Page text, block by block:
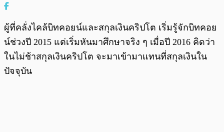
ผู้ที่คลั่งไคล้บิทคอยน์และสกุลเงินคริปโต เริ่มรู้จักบิทคอย
น์ช่วงปี 2015 แต่เริ่มหันมาศึกษาจริง ๆ เมื่อปี 2016 คิดว่า
ในไม่ช้าสกุลเงินคริปโต จะมาเข้ามาแทนที่สกุลเงินใน
ปัจจุบัน